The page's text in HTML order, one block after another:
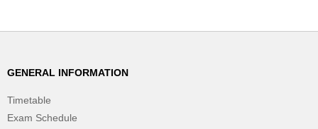
GENERAL INFORMATION
Timetable
Exam Schedule